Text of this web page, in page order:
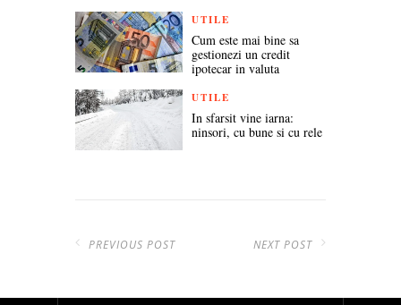
UTILE
Cum este mai bine sa
gestionezi un credit
ipotecar in valuta
UTILE
In sfarsit vine iarna:
ninsori, cu bune si cu rele
PREVIOUS POST NEXT POST